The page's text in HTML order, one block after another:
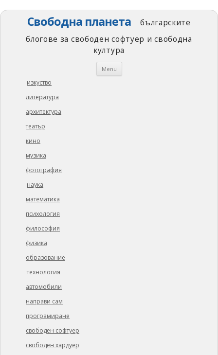
Свободна планета
българските
блогове за свободен софтуер и свободна
култура
Menu Skip
изкуство
литература
архитектура
театър
кино
музика
фотография
наука
математика
психология
философия
физика
образование
технология
автомобили
направи сам
програмиране
свободен софтуер
свободен хардуер